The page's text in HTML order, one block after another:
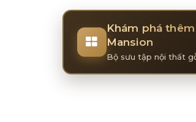
Khám phá
Mansion
Bộ sưu tập nội thất